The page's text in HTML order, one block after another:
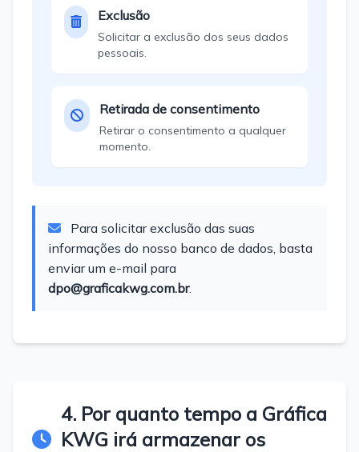
Exclusão
Solicitar a exclusão dos seus dados
pessoais.
Retirada de consentimento
Retirar o consentimento a qualquer
momento.
Para solicitar exclusão das suas
informações do nosso banco de dados, basta
enviar um e-mail para
dpo@graficakwg.com.br.
4. Por quanto tempo a Gráfica
KWG irá armazenar os